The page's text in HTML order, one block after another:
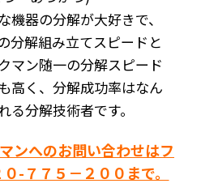
機器の分解が大好きで、
分解組み立てスピードと
マン随一の分解スピード
高く、分解成功率はなん
る分解技術者です。
ンへのお問い合わせはフ
-７７５－２００まで。